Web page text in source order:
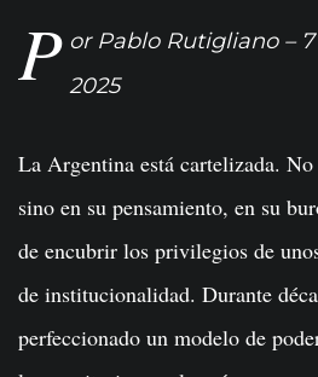
P or Pablo Rutigliano –
2025
La Argentina está cartelizada.
sino en su pensamiento, en su
de encubrir los privilegios de
de institucionalidad. Durante
perfeccionado un modelo de